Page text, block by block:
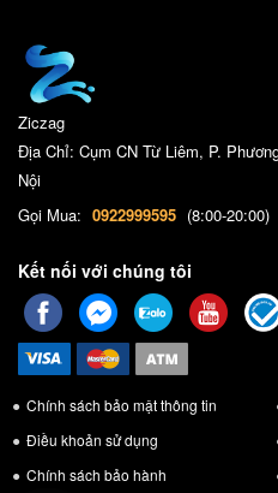
Ziczag
Địa Chỉ: Cụm CN Từ Liêm, P.
Nội
Gọi Mua: 0922999595 (8:00-20:00)
Kết nối với chúng tôi
Chính sách bảo mật thông tin
Điều khoản sử dụng
Chính sách bảo hành